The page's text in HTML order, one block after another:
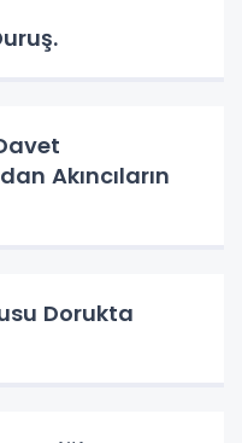
Akıncıların
Dorukta